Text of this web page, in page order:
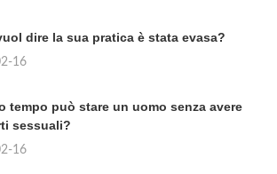
dire la sua pratica è stata evasa?
16
tempo può stare un uomo senza avere
sessuali?
16